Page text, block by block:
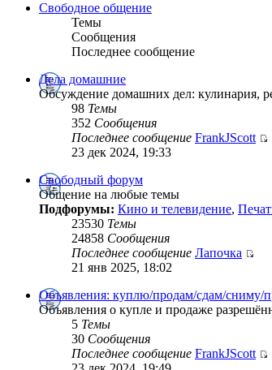
Свободное общение
Темы
Сообщения
Последнее сообщение
Дела домашние
Обсуждение домашних дел: кулинария,
98 Темы
352 Сообщения
Последнее сообщение FrankJScott
23 дек 2024, 19:33
Свободный форум
Общение на любые темы
Подфорумы: Кино и телевидение,
23530 Темы
24858 Сообщения
Последнее сообщение Лапочка
21 янв 2025, 18:02
Объявления: куплю/продам/сдам/сниму/
Объявления о купле и продаже
5 Темы
30 Сообщения
Последнее сообщение FrankJScott